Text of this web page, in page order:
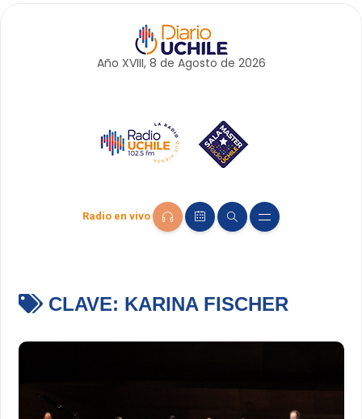
Año XVIII, 8 de Agosto de 2026
Radio en vivo
CLAVE: KARINA FISCHER